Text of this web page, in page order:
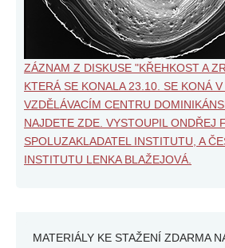
ZÁZNAM Z DISKUSE "KŘEHKOST A
KTERÁ SE KONALA 23.10. SE KONÁ
VZDĚLÁVACÍM CENTRU
NAJDETE ZDE. VYSTOUPIL ONDŘEJ
SPOLUZAKLADATEL INSTITUTU, A
INSTITUTU LENKA BLAŽEJOVÁ.
MATERIÁLY KE STAŽENÍ ZDARMA